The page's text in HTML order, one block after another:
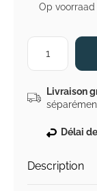
Op voorraad
Livraison
Délai
Description